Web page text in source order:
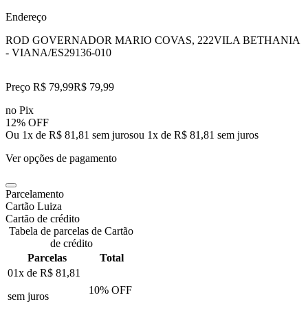
Endereço
ROD GOVERNADOR MARIO COVAS, 222VILA BETHANIA
- VIANA/ES29136-010
Preço R$ 79,99R$ 79,99
no Pix
12% OFF
Ou 1x de R$ 81,81 sem jurosou 1x de R$ 81,81 sem juros
Ver opções de pagamento
Parcelamento
Cartão Luiza
Cartão de crédito
Tabela de parcelas de Cartão
de crédito
Parcelas
Total
01x de R$ 81,81
sem juros
10% OFF